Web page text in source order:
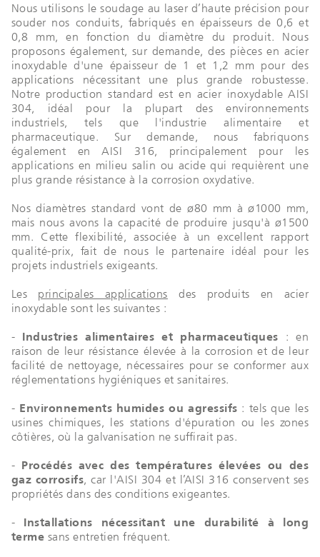
Nous utilisons le soudage au laser d’haute précision pour
souder nos conduits, fabriqués en épaisseurs de 0,6 et
0,8 mm, en fonction du diamètre du produit. Nous
proposons également, sur demande, des pièces en acier
inoxydable d'une épaisseur de 1 et 1,2 mm pour des
applications nécessitant une plus grande robustesse.
Notre production standard est en acier inoxydable AISI
304, idéal pour la plupart des environnements
industriels, tels que l'industrie alimentaire et
pharmaceutique. Sur demande, nous fabriquons
également en AISI 316, principalement pour les
applications en milieu salin ou acide qui requièrent une
plus grande résistance à la corrosion oxydative.
Nos diamètres standard vont de ø80 mm à ø1000 mm,
mais nous avons la capacité de produire jusqu'à ø1500
mm. Cette flexibilité, associée à un excellent rapport
qualité-prix, fait de nous le partenaire idéal pour les
projets industriels exigeants.
Les principales applications des produits en acier
inoxydable sont les suivantes :
- Industries alimentaires et pharmaceutiques : en
raison de leur résistance élevée à la corrosion et de leur
facilité de nettoyage, nécessaires pour se conformer aux
réglementations hygiéniques et sanitaires.
- Environnements humides ou agressifs : tels que les
usines chimiques, les stations d'épuration ou les zones
côtières, où la galvanisation ne suffirait pas.
- Procédés avec des températures élevées ou des
gaz corrosifs, car l'AISI 304 et l’AISI 316 conservent ses
propriétés dans des conditions exigeantes.
- Installations nécessitant une durabilité à long
terme sans entretien fréquent.